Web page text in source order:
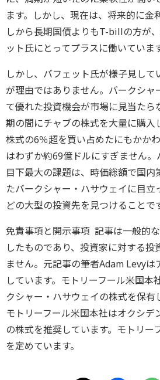
ます。しかし、現在は、将来的に金
しから長期国債よりもT-billの方が
ット氏にとってプラスに働いています
しかし、バフェット氏が様子見して
が理由ではありません。バークシャ
て優れた投資機会が市場に見当たら
期の間にチャブの株式を大量に購入
株式の6％超を買い占めたにもかか
はわずか約69億ドルにすぎません。
目下最大の課題は、時価総額で国内
たバークシャー・ハサウェイに目
どの大型の投資先を見つけることで
免責事項と開示事項 記事は一般的
したものであり、投資家に対する投
ません。元記事の筆者Adam Levyは
しています。モトリーフール米国本
クシャー・ハサウェイの株式を保有
モトリーフール米国本社はオクシデ
の株式を推奨しています。モトリー
を定めています。